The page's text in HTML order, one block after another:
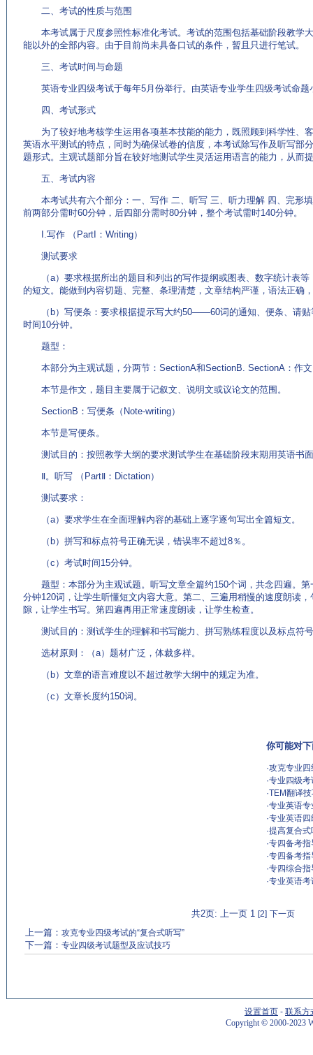
二、考试的性质与范围
本考试属于尺度参照性标准化考试。考试的范围包括基础阶段教学
能以外的全部内容。由于目前尚未具备口试的条件，暂且只进行笔试。
三、考试时间与命题
英语专业四级考试于每年5月份举行。由英语专业学生四级考试命题
四、考试形式
为了较好地考核学生运用各项基本技能的能力，既照顾到科学性、
英语水平测试的特点，同时为确保试卷的信度，本考试除写作及听写部
题形式。主观试题部分旨在较好地测试学生灵活运用语言的能力，从而
五、考试内容
本考试共有六个部分：一、写作 二、听写 三、听力理解 四、完形
前两部分需时60分钟，后四部分需时80分钟，整个考试需时140分钟。
I.写作 （PartI：Writing）
测试要求
（a）要求根据所出的题目和列出的写作提纲或图表、数字统计表等
的短文。能做到内容切题、完整、条理清楚，文章结构严谨，语法正确
（b）写便条：要求根据提示写大约50——60词的通知、便条、请贴
时间10分钟。
题型：
本部分为主观试题，分两节：SectionA和SectionB. SectionA：作文
本节是作文，题目主要属于记叙文、说明文或议论文的范围。
SectionB：写便条（Note-writing）
本节是写便条。
测试目的：按照教学大纲的要求测试学生在基础阶段末期用英语书
Ⅱ。听写 （PartⅡ：Dictation）
测试要求：
（a）要求学生在全面理解内容的基础上逐字逐句写出全篇短文。
（b）拼写和标点符号正确无误，错误率不超过8％。
（c）考试时间15分钟。
题型：本部分为主观试题。听写文章全篇约150个词，共念四遍。第
分钟120词，让学生听懂短文内容大意。第二、三遍用稍慢的速度朗读
隙，让学生书写。第四遍再用正常速度朗读，让学生检查。
测试目的：测试学生的理解和书写能力、拼写熟练程度以及标点符
选材原则：（a）题材广泛，体裁多样。
（b）文章的语言难度以不超过教学大纲中的规定为准。
（c）文章长度约150词。
你可能对
·攻克专业四
·专业四级
·TEM翻译
·专业英语
·专业英语
·提高复合
·专四备考
·专四备考
·专四综合
·专业英语
共2页: 上一页 1 [2] 下一页
上一篇： 攻克专业四级考试的“复合式听写”
下一篇： 专业四级考试题型及应试技巧
设置首页 - 联系方
Copyright©2000-2023